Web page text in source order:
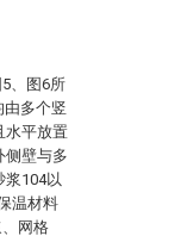
、图6所
由多个竖
水平放置
侧壁与多
浆104以
温材料
网格